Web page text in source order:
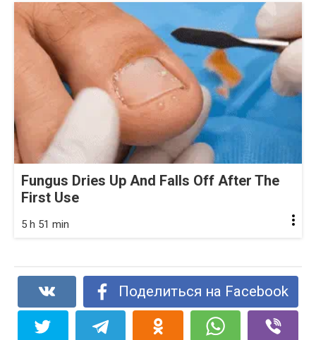
Fungus Dries Up And Falls Off After The
First Use
5 h 51 min
Поделиться на Facebook